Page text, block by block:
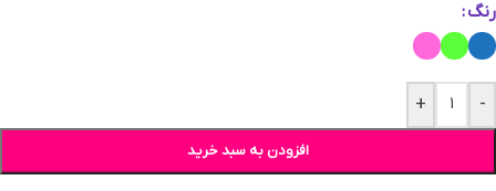
رنگ
-
+
افزودن به سبد خرید